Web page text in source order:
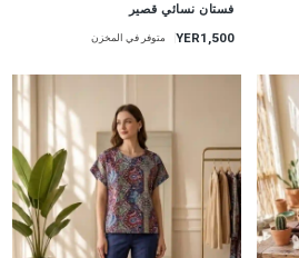
فستان نسائي قصير
YER1,500 متوفر في المخزن